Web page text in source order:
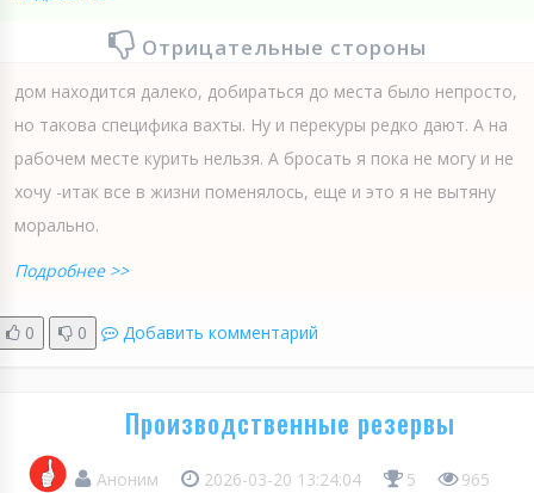
Отрицательные стороны
дом находится далеко, добираться до места было непросто,
но такова специфика вахты. Ну и перекуры редко дают. А на
рабочем месте курить нельзя. А бросать я пока не могу и не
хочу -итак все в жизни поменялось, еще и это я не вытяну
морально.
Подробнее >>
0 0 Добавить комментарий
Производственные резервы
Аноним 2026-03-20 13:24:04 5 965